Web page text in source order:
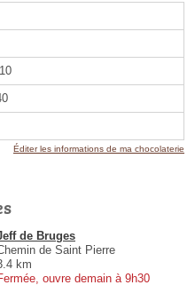
Éditer les informations de ma chocolaterie
de Bruges
de Saint Pierre
km
ouvre demain à 9h30